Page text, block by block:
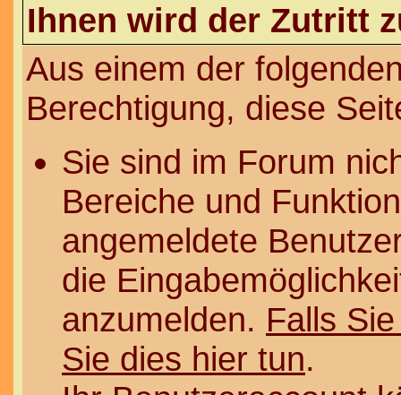
Ihnen wird der Zutritt
Aus einem der
Berechtigung, diese
Sie sind im Forum
Bereiche und
angemeldete
die
anzumelden. Falls
Sie dies hier tun.